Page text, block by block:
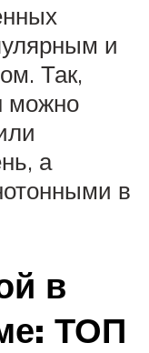
и
Так,
можно
а
в
в
ТОП